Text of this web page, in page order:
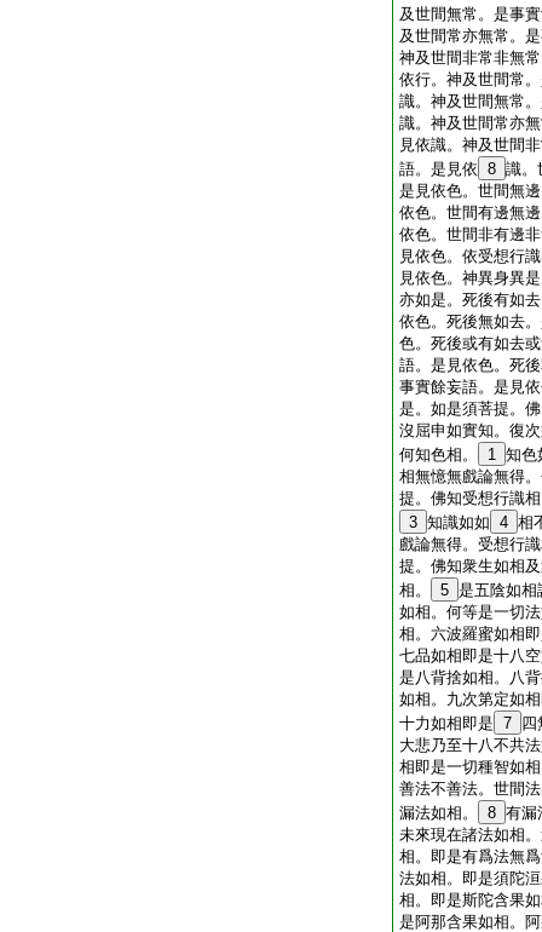
及世間無常。是事
及世間常亦無常。
神及世間非常非無
依行。神及世間常
識。神及世間無常
識。神及世間常亦
見依識。神及世間
語。是見依 8 識。
是見依色。世間無
依色。世間有邊無
依色。世間非有邊
見依色。依受想行
見依色。神異身異
亦如是。死後有如
依色。死後無如去
色。死後或有如去
語。是見依色。死
事實餘妄語。是見
是。如是須菩提。
沒屈申如實知。復
何知色相。
1 知色
相無憶無戲論無得
提。佛知受想行識
3 知識如如 4 相
戲論無得。受想行
提。佛知衆生如相
相。
5 是五陰如相
如相。何等是一切
相。六波羅蜜如相
七品如相即是十八
是八背捨如相。八
如相。九次第定如
十力如相即是 7 四
大悲乃至十八不共
相即是一切種智如
善法不善法。世間
漏法如相。
8 有漏
未來現在諸法如相
相。即是有爲法無
法如相。即是須陀
相。即是斯陀含果
是阿那含果如相。